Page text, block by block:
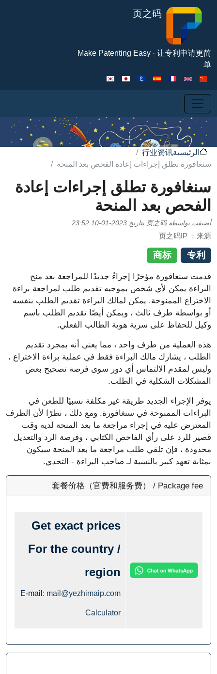
页之码
Make Patenting Easy · 让专
行业资讯
تطلق إجراءات إعادة الفحص بعد المنحة
تطلق إجراءات إعادة
بعد المنحة
页之码بتاريخ2023-01-10 23:52
页之
商标
مؤخرًا إجراءً جديدًا للمراجعة بعد منح
لأي شخص بموجبه تقديم طلب لمراجعة براءة
الممنوحة. يمكن لمالك البراءة تقديم الطلب بنفسه
طرف ثالث ، ويمكن أيضًا تقديم الطلب باسم
على سرية هوية الطالب الفعلي.
من طرف واحد ، مما يعني أنه بمجرد تقديم
مالك البراءة فقط في عملية براءة الاختراع ،
الالتماس أي دور سوى فرصة تصحيح بعض
الشكلية في الطلب.
الجديد طريقة غير مكلفة نسبيًا للطعن في
الممنوحة في سنغافورة. ومع ذلك ، نظرًا لأن الطرف
في إجراء مراجعة ما بعد المنحة لديه وقت
على رأي الفاحص الكتابي ، وفرصة الرد والتعديل
فإن تلقي طلب مراجعة ما بعد المنحة سيكون
كبير بالنسبة لـ صاحب البراءة - التحدي.
套餐价格（官费和服务费） /
Get exact prices
For the country /
region
E-mail:mail@yezhimaip.com